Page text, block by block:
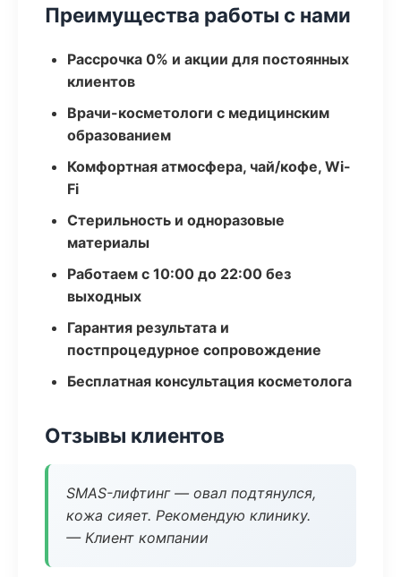
Преимущества работы с нами
Рассрочка 0% и акции для постоянных
клиентов
Врачи-косметологи с медицинским
образованием
Комфортная атмосфера, чай/кофе, Wi-
Fi
Стерильность и одноразовые
материалы
Работаем с 10:00 до 22:00 без
выходных
Гарантия результата и
постпроцедурное сопровождение
Бесплатная консультация косметолога
Отзывы клиентов
SMAS-лифтинг — овал подтянулся,
кожа сияет. Рекомендую клинику.
— Клиент компании